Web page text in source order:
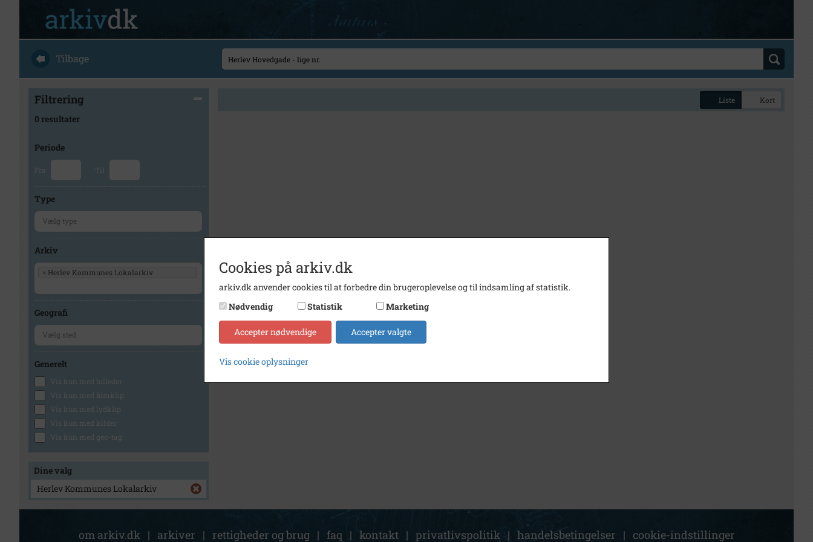
Tilbage
Filtrering
0 resultater
Periode
Fra Til
Type
Arkiv
× Herlev Kommunes Lokalarkiv
Geografi
Generelt
Vis kun med billeder
Vis kun med filmklip
Vis kun med lydklip
Vis kun med kilder
Vis kun med geo-tag
Dine valg
Herlev Kommunes Lokalarkiv
Liste Kort
om arkiv.dk | arkiver | rettigheder og brug | faq | kontakt | privatlivspolitik | handelsbetingelser | cookie-indstillinger
Cookies på arkiv.dk
arkiv.dk anvender cookies til at forbedre din brugeroplevelse og til indsamling af statistik.
Nødvendig
Statistik Marketing
Accepter nødvendige Accepter valgte
Vis cookie oplysninger